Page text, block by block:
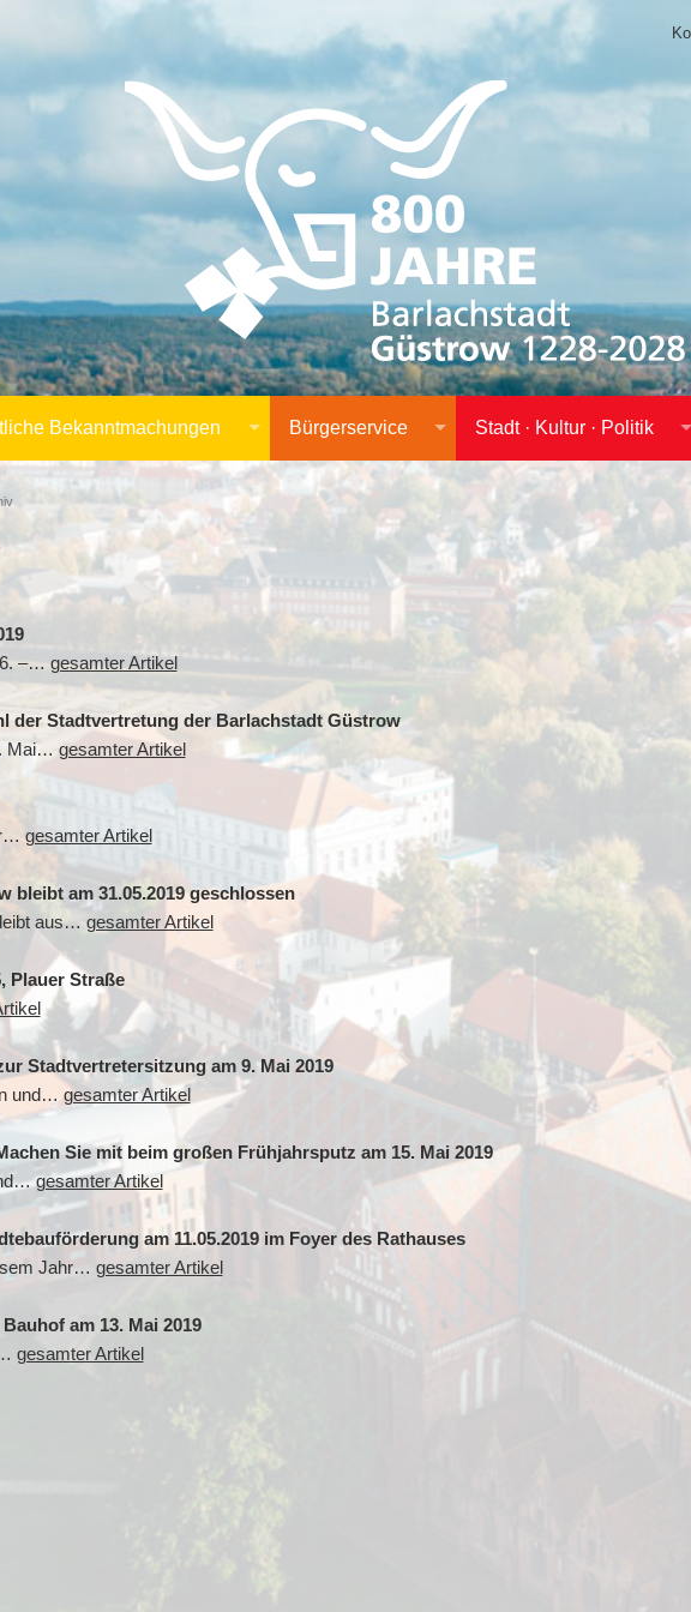
Bekanntmachungen Bürgerservice Stadt · Kultur · Politik
–… gesamter Artikel
der Stadtvertretung der Barlachstadt Güstrow
Mai… gesamter Artikel
gesamter Artikel
bleibt am 31.05.2019 geschlossen
aus… gesamter Artikel
Plauer Straße
Stadtvertretersitzung am 9. Mai 2019
und… gesamter Artikel
Sie mit beim großen Frühjahrsputz am 15. Mai 2019
gesamter Artikel
am 11.05.2019 im Foyer des Rathauses
Jahr… gesamter Artikel
am 13. Mai 2019
gesamter Artikel